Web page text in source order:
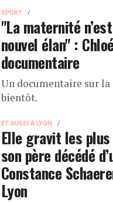
SPORT
"La maternité
nouvel élan" :
documentaire
Un documentaire sur
bientôt.
ET AUSSI À LYON
Elle gravit les
son père décédé
Constance
Lyon